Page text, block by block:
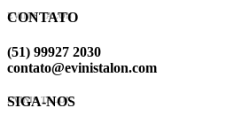
EVINIS TALON
CONTATO
(51) 99927 2030
contato@evinistalon.com
EVINIS TALON
SIGA-NOS